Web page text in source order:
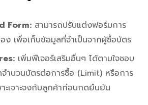
Form: สามารถปรับแต่งฟอร์มการ
อง เพื่อเก็บข้อมูลที่จำเป็นจากผู้ซื้อบัตร
เพิ่มฟีเจอร์เสริมอื่นๆ ได้ตามใจชอบ
จำนวนบัตรต่อการซื้อ (Limit) หรือการ
ะเจาะจงกับลูกค้าก่อนกดยืนยัน